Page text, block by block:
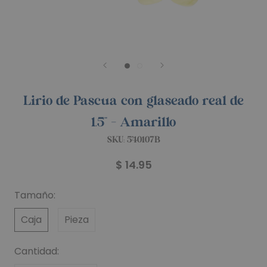
Lirio de Pascua con glaseado real de
1.5" - Amarillo
SKU: 540107B
$ 14.95
Tamaño:
Caja
Pieza
Cantidad: